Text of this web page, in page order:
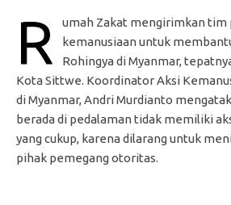
R
umah Zakat mengirimkan tim
kemanusiaan untuk
Rohingya di Myanmar,
Kota Sittwe. Koordinator Aksi
di Myanmar, Andri Murdianto
berada di pedalaman tidak memiliki
yang cukup, karena dilarang untuk
pihak pemegang otoritas.